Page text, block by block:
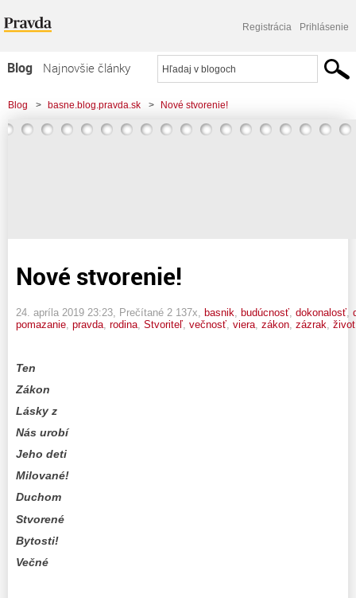
Registrácia Prihlásenie
Blog
Najnovšie články
Najčítanejšie články
Najkomentovanejšie články
Blog > basne.blog.pravda.sk > Nové stvorenie!
Nové stvorenie!
24. apríla 2019 23:23 , Prečítané 2 137x, basnik budúcnosť dokonalosť
pomazanie pravda rodina Stvoriteľ večnosť viera zákon zázrak život
Ten
Zákon
Lásky z
Nás urobí
Jeho deti
Milované!
Duchom
Stvorené
Bytosti!
Večné